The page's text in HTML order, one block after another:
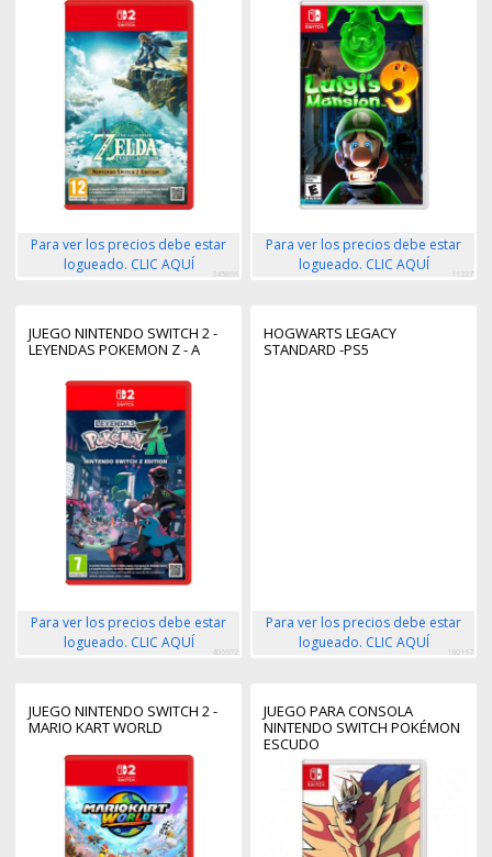
Para ver los precios debe estar
logueado. CLIC AQUÍ
345866
Para ver los precios debe estar
logueado. CLIC AQUÍ
11227
JUEGO NINTENDO SWITCH 2 -
LEYENDAS POKEMON Z - A
Para ver los precios debe estar
logueado. CLIC AQUÍ
406672
HOGWARTS LEGACY
STANDARD -PS5
Para ver los precios debe estar
logueado. CLIC AQUÍ
160167
JUEGO NINTENDO SWITCH 2 -
MARIO KART WORLD
JUEGO PARA CONSOLA
NINTENDO SWITCH POKÉMON
ESCUDO